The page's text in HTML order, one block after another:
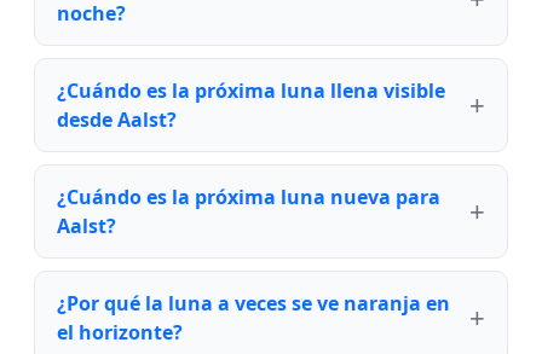
noche?
¿Cuándo es la próxima luna llena visible
desde Aalst?
¿Cuándo es la próxima luna nueva para
Aalst?
¿Por qué la luna a veces se ve naranja en
el horizonte?